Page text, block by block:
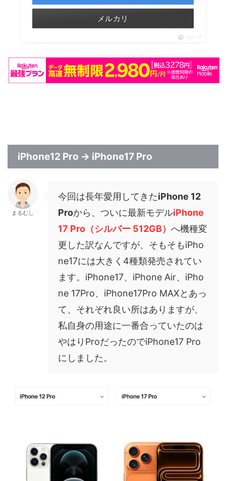
メルカリ
ポチップ
iPhone12 Pro → iPhone17 Pro
まるむし
今回は長年愛用してきたiPhone 12
Proから、ついに最新モデルiPhone
17 Pro（シルバー 512GB） へ機種変
更した訳なんですが、そもそもiPho
ne17には大きく4種類発売されてい
ます。iPhone17、iPhone Air、iPho
ne 17Pro、iPhone17Pro MAXとあっ
て、それぞれ良い所はありますが、
私自身の用途に一番合っていたのは
やはりProだったのでiPhone17 Pro
にしました。